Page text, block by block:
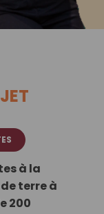
à la
terre à
200